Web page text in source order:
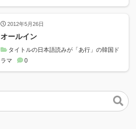
2012年5月26日
オールイン
タイトルの日本語読みが「あ行」の韓国ド
ラマ
0